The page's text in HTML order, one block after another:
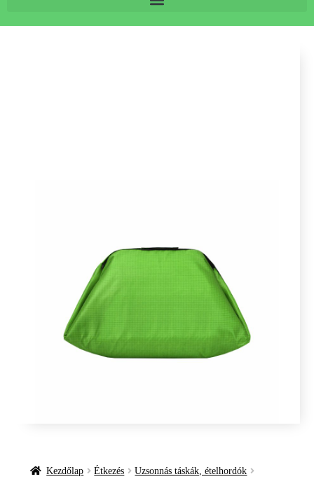
Kezdőlap Étkezés Uzsonnás táskák, ételhordók